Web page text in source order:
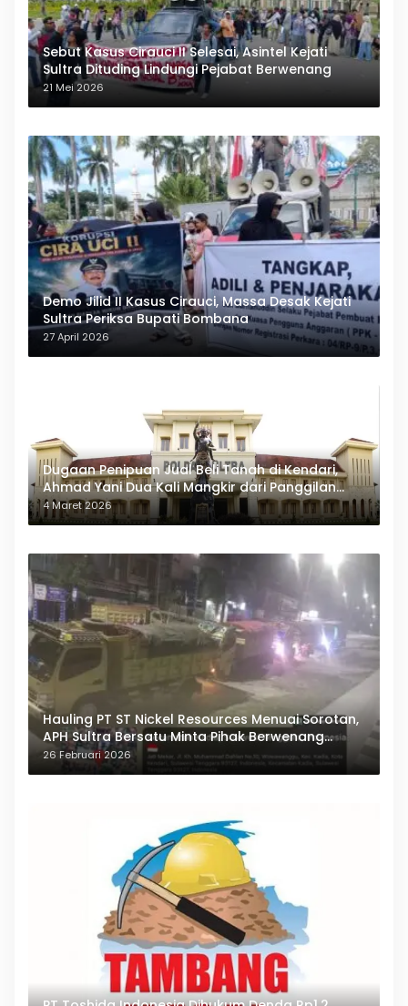
Sebut Kasus Cirauci II Selesai, Asintel Kejati
Sultra Dituding Lindungi Pejabat Berwenang
21 Mei 2026
Demo Jilid II Kasus Cirauci, Massa Desak Kejati
Sultra Periksa Bupati Bombana
27 April 2026
Dugaan Penipuan Jual Beli Tanah di Kendari,
Ahmad Yani Dua Kali Mangkir dari Panggilan
Polda Sultra
4 Maret 2026
Hauling PT ST Nickel Resources Menuai Sorotan,
APH Sultra Bersatu Minta Pihak Berwenang
Bertindak
26 Februari 2026